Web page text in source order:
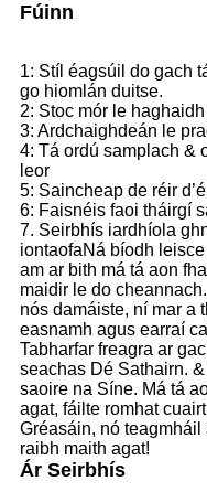
Fúinn
1: Stíl éagsúil do gach
go hiomlán duitse.
2: Stoc mór le
3: Ardchaighdeán le
4: Tá ordú samplach &
leor
5: Saincheap de réir
6: Faisnéis faoi tháirgí
7. Seirbhís iardhíola
iontaofaNá bíodh
am ar bith má tá aon
maidir le do
nós damáiste, ní mar a
easnamh agus earraí
Tabharfar freagra ar
seachas Dé Sathairn.
saoire na Síne. Má tá
agat, fáilte romhat
Gréasáin, nó
raibh maith agat!
Ár Seirbhís